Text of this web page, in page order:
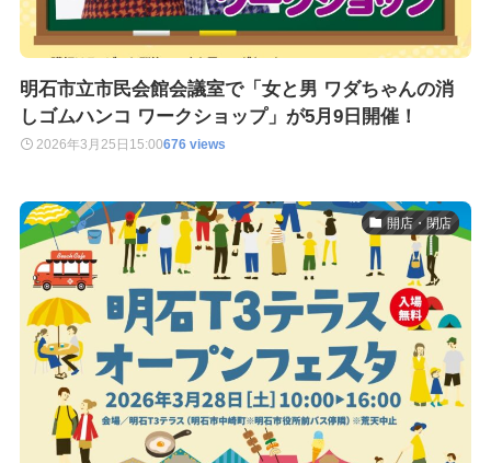
明石市立市民会館会議室で「女と男 ワダちゃんの消
しゴムハンコ ワークショップ」が5月9日開催！
2026年3月25日 15:00676 views
開店・閉店